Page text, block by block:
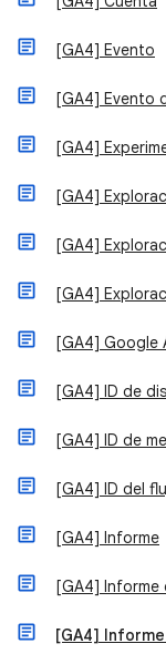
[GA4] Evento
[GA4] Evento
[GA4]
[GA4]
[GA4]
[GA4]
[GA4] Google
[GA4] ID de
[GA4] ID de
[GA4] ID del
[GA4] Informe
[GA4] Informe
[GA4]